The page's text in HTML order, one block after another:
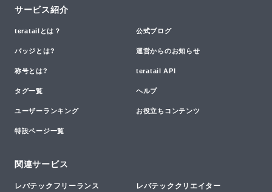
サービス紹介
teratailとは？ 公式ブログ
バッジとは? 運営からのお知らせ
称号とは? teratail API
タグ一覧 ヘルプ
ユーザーランキング お役立ちコンテンツ
特設ページ一覧
関連サービス
レバテックフリーランス レバテッククリエイター